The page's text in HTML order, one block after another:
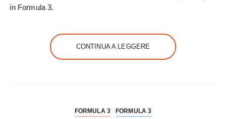
in Formula 3.
CONTINUA A LEGGERE
FORMULA 3 FORMULA 3